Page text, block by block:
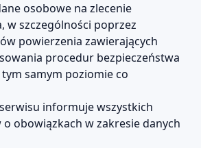
osobowe na zlecenie
w szczególności poprzez
powierzenia zawierających
procedur bezpieczeństwa
samym poziomie co
informuje wszystkich
obowiązkach w zakresie danych